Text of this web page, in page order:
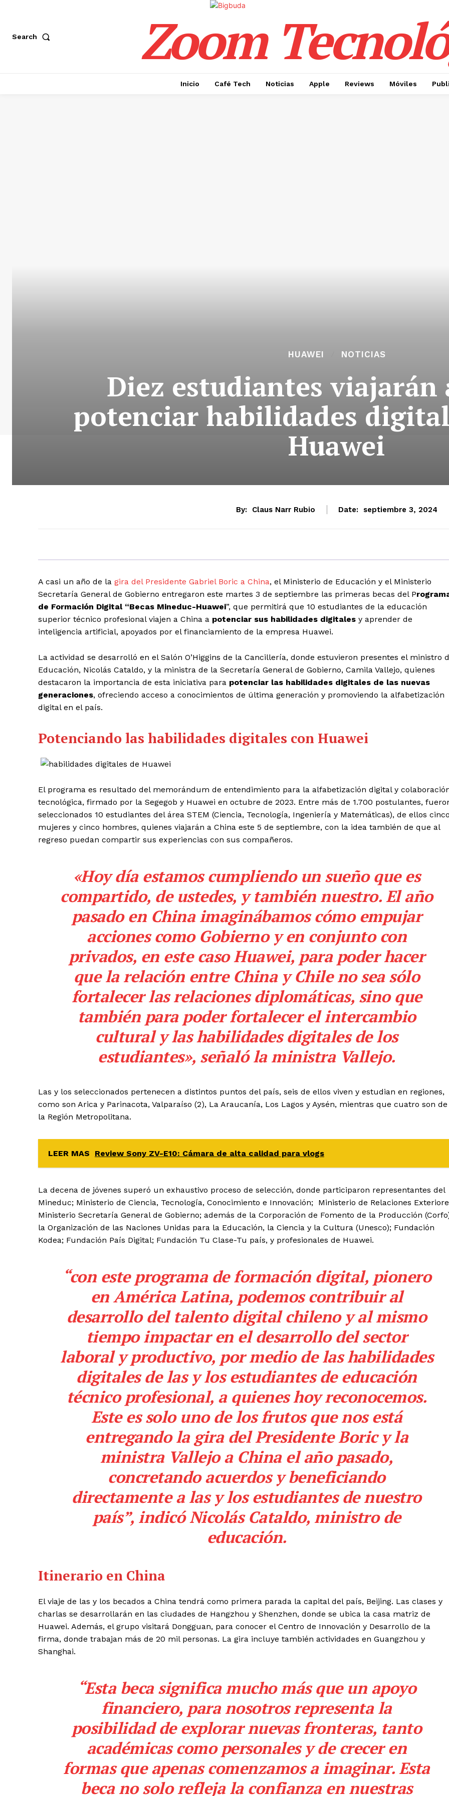
Search Zoom
Inicio Café Tech Noticias Apple Reviews Móviles
HUAWEI NOTICIAS
Diez estudiantes viajarán
potenciar habilidades
Huawei
By: Claus Narr Rubio Date: septiembre 3, 2024
A casi un año de la gira del Presidente Gabriel Boric a China, el Ministerio de Educación y el Ministerio
Secretaría General de Gobierno entregaron este martes 3 de septiembre las primeras becas del P
de Formación Digital “Becas Mineduc-Huawei”, que permitirá que 10 estudiantes de la educación
superior técnico profesional viajen a China a potenciar sus habilidades digitales y aprender de
inteligencia artificial, apoyados por el financiamiento de la empresa Huawei.
La actividad se desarrolló en el Salón O’Higgins de la Cancillería, donde estuvieron presentes el ministro
Educación, Nicolás Cataldo, y la ministra de la Secretaría General de Gobierno, Camila Vallejo, quienes
destacaron la importancia de esta iniciativa para potenciar las habilidades digitales de las nuevas
generaciones, ofreciendo acceso a conocimientos de última generación y promoviendo la alfabetización
digital en el país.
Potenciando las habilidades digitales con Huawei
El programa es resultado del memorándum de entendimiento para la alfabetización digital y
tecnológica, firmado por la Segegob y Huawei en octubre de 2023. Entre más de 1.700 postulantes,
seleccionados 10 estudiantes del área STEM (Ciencia, Tecnología, Ingeniería y Matemáticas), de ellos
mujeres y cinco hombres, quienes viajarán a China este 5 de septiembre, con la idea también de que al
regreso puedan compartir sus experiencias con sus compañeros.
«Hoy día estamos cumpliendo un sueño que es
compartido, de ustedes, y también nuestro. El año
pasado en China imaginábamos cómo empujar
acciones como Gobierno y en conjunto con
privados, en este caso Huawei, para poder hacer
que la relación entre China y Chile no sea sólo
fortalecer las relaciones diplomáticas, sino que
también para poder fortalecer el intercambio
cultural y las habilidades digitales de los
estudiantes», señaló la ministra Vallejo.
Las y los seleccionados pertenecen a distintos puntos del país, seis de ellos viven y estudian en regiones,
como son Arica y Parinacota, Valparaíso (2), La Araucanía, Los Lagos y Aysén, mientras que cuatro son de
la Región Metropolitana.
LEER MAS Review Sony ZV-E10: Cámara de alta calidad para vlogs
La decena de jóvenes superó un exhaustivo proceso de selección, donde participaron representantes del
Mineduc; Ministerio de Ciencia, Tecnología, Conocimiento e Innovación; Ministerio de Relaciones
Ministerio Secretaría General de Gobierno; además de la Corporación de Fomento de la Producción
la Organización de las Naciones Unidas para la Educación, la Ciencia y la Cultura (Unesco); Fundación
Kodea; Fundación País Digital; Fundación Tu Clase-Tu país, y profesionales de Huawei.
“con este programa de formación digital, pionero
en América Latina, podemos contribuir al
desarrollo del talento digital chileno y al mismo
tiempo impactar en el desarrollo del sector
laboral y productivo, por medio de las habilidades
digitales de las y los estudiantes de educación
técnico profesional, a quienes hoy reconocemos.
Este es solo uno de los frutos que nos está
entregando la gira del Presidente Boric y la
ministra Vallejo a China el año pasado,
concretando acuerdos y beneficiando
directamente a las y los estudiantes de nuestro
país”, indicó Nicolás Cataldo, ministro de
educación.
Itinerario en China
El viaje de las y los becados a China tendrá como primera parada la capital del país, Beijing. Las clases y
charlas se desarrollarán en las ciudades de Hangzhou y Shenzhen, donde se ubica la casa matriz de
Huawei. Además, el grupo visitará Dongguan, para conocer el Centro de Innovación y Desarrollo de la
firma, donde trabajan más de 20 mil personas. La gira incluye también actividades en Guangzhou y
Shanghai.
“Esta beca significa mucho más que un apoyo
financiero, para nosotros representa la
posibilidad de explorar nuevas fronteras, tanto
académicas como personales y de crecer en
formas que apenas comenzamos a imaginar. Esta
beca no solo refleja la confianza en nuestras